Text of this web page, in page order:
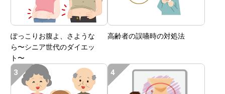
ぽっこりお腹よ、さような
ら〜シニア世代のダイエッ
ト〜
高齢者の誤嚥時の対処法